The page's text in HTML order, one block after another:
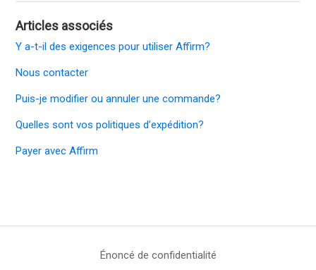
Articles associés
Y a-t-il des exigences pour utiliser Affirm?
Nous contacter
Puis-je modifier ou annuler une commande?
Quelles sont vos politiques d’expédition?
Payer avec Affirm
Énoncé de confidentialité